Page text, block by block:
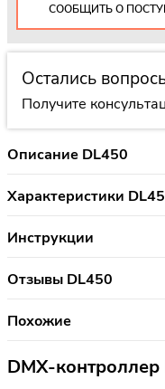
СООБЩИТЬ О
Остались
Получите
Описание DL450
Характеристики
Инструкции
Отзывы DL450
Похожие
DMX-